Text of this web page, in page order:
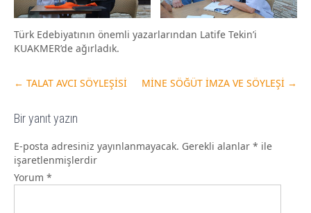
Türk Edebiyatının önemli yazarlarından Latife Tekin’i
KUAKMER’de ağırladık.
← TALAT AVCI SÖYLEŞİSİ MİNE SÖĞÜT İMZA VE SÖYLEŞİ →
Bir yanıt yazın
E-posta adresiniz yayınlanmayacak. Gerekli alanlar * ile
işaretlenmişlerdir
Yorum *